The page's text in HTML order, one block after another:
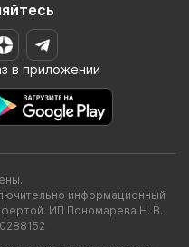
в приложении
информационный
ИП Пономарева Н. В.